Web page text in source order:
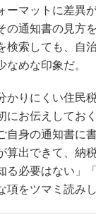
ーマットに差異
の通知書の見方
検索しても、自
なめな印象だ。
りにくい住民
にお伝えしてお
自身の通知書に
算出できて、納
る必要はない」
項をツマミ読み